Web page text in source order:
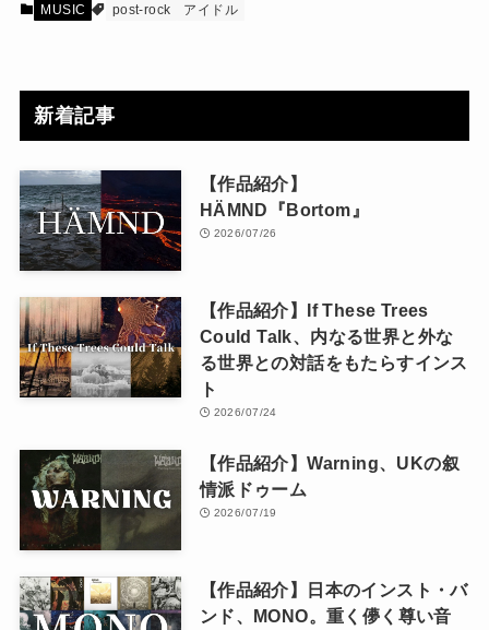
MUSIC post-rock アイドル
新着記事
【作品紹介】
HÄMND『Bortom』
2026/07/26
【作品紹介】If These Trees
Could Talk、内なる世界と外な
る世界との対話をもたらすインス
ト
2026/07/24
【作品紹介】Warning、UKの叙
情派ドゥーム
2026/07/19
【作品紹介】日本のインスト・バ
ンド、MONO。重く儚く尊い音